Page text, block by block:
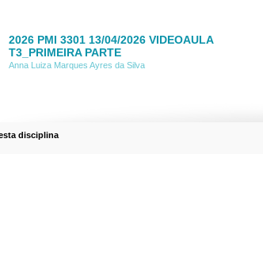
2026 PMI 3301 13/04/2026 VIDEOAULA
T3_PRIMEIRA PARTE
Anna Luiza Marques Ayres da Silva
disciplina